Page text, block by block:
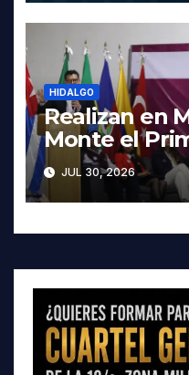
HIDALGO
Realizan en
Monte el
contra la
JUL 30, 2026